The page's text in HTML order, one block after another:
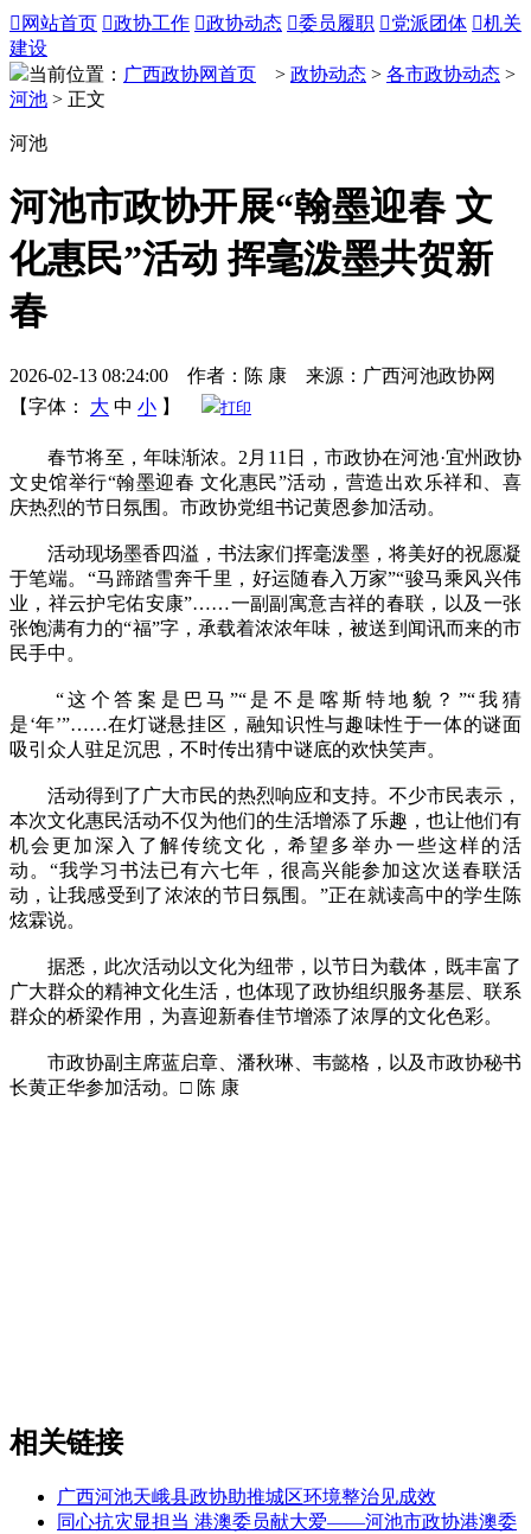
 网站首页 政协工作 政协动态 委员履职 党派团体 机关
建设
当前位置： 广西政协网首页 > 政协动态 > 各市政协动态 >
河池 > 正文
河池
河池市政协开展“翰墨迎春 文
化惠民”活动 挥毫泼墨共贺新
春
2026-02-13 08:24:00 作者：陈 康 来源：广西河池政协网
【字体：
大 中 小 】 打印
春节将至，年味渐浓。2月11日，市政协在河池·宜州政协
文史馆举行“翰墨迎春 文化惠民”活动，营造出欢乐祥和、喜
庆热烈的节日氛围。市政协党组书记黄恩参加活动。
活动现场墨香四溢，书法家们挥毫泼墨，将美好的祝愿凝
于笔端。“马蹄踏雪奔千里，好运随春入万家”“骏马乘风兴伟
业，祥云护宅佑安康”……一副副寓意吉祥的春联，以及一张
张饱满有力的“福”字，承载着浓浓年味，被送到闻讯而来的市
民手中。
“这个答案是巴马”“是不是喀斯特地貌？”“我猜
是‘年’”……在灯谜悬挂区，融知识性与趣味性于一体的谜面
吸引众人驻足沉思，不时传出猜中谜底的欢快笑声。
活动得到了广大市民的热烈响应和支持。不少市民表示，
本次文化惠民活动不仅为他们的生活增添了乐趣，也让他们有
机会更加深入了解传统文化，希望多举办一些这样的活
动。“我学习书法已有六七年，很高兴能参加这次送春联活
动，让我感受到了浓浓的节日氛围。”正在就读高中的学生陈
炫霖说。
据悉，此次活动以文化为纽带，以节日为载体，既丰富了
广大群众的精神文化生活，也体现了政协组织服务基层、联系
群众的桥梁作用，为喜迎新春佳节增添了浓厚的文化色彩。
市政协副主席蓝启章、潘秋琳、韦懿格，以及市政协秘书
长黄正华参加活动。□ 陈 康
相关链接
广西河池天峨县政协助推城区环境整治见成效
同心抗灾显担当 港澳委员献大爱——河池市政协港澳委